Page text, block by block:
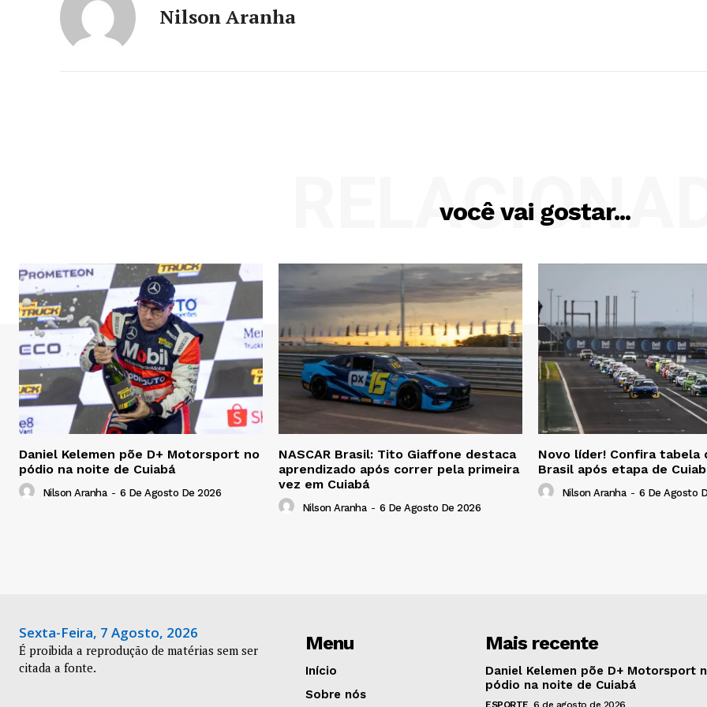
Nilson Aranha
você vai gostar...
Daniel Kelemen põe D+ Motorsport no
pódio na noite de Cuiabá
Nilson Aranha - 6 De Agosto De 2026
NASCAR Brasil: Tito Giaffone destaca
aprendizado após correr pela primeira
vez em Cuiabá
Nilson Aranha - 6 De Agosto De 2026
Novo líder! Confira tabela
Brasil após etapa de
Nilson Aranha - 6 De Agosto
Sexta-Feira, 7 Agosto, 2026
É proibida a reprodução de matérias sem ser
citada a fonte.
Menu
Início
Sobre nós
Mais recente
Daniel Kelemen põe D+ Motorsport
pódio na noite de Cuiabá